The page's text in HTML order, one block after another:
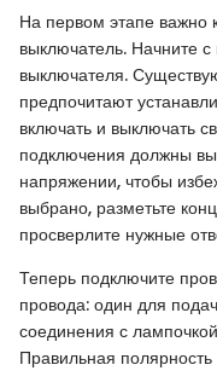
На первом этапе важно
выключатель. Начните
выключателя.
предпочитают
включать и выключать
подключения должны
напряжении, чтобы
выбрано, разметьте
просверлите нужные
Теперь подключите
провода: один для
соединения с
Правильная